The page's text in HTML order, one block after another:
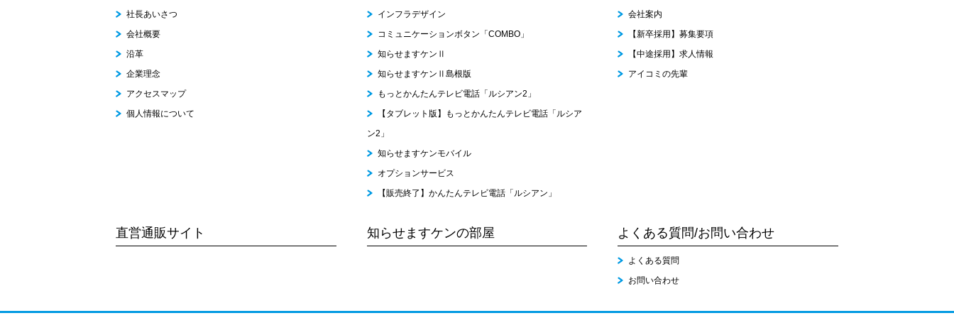
社長あいさつ
会社概要
沿革
企業理念
アクセスマップ
個人情報について
インフラデザイン
コミュニケーションボタン「COMBO」
知らせますケンⅡ
知らせますケンⅡ島根版
もっとかんたんテレビ電話「ルシアン2」
【タブレット版】もっとかんたんテレビ電話「ルシア
ン2」
知らせますケンモバイル
オプションサービス
【販売終了】かんたんテレビ電話「ルシアン」
会社案内
【新卒採用】募集要項
【中途採用】求人情報
アイコミの先輩
直営通販サイト 知らせますケンの部屋 よくある質問/お問い合わせ
よくある質問
お問い合わせ